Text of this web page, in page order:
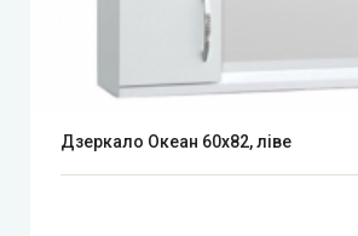
Дзеркало Океан 60х82, ліве